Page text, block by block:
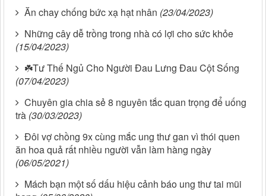
Ăn chay chống bức xạ hạt nhân (23/04/2023)
Những cây dễ trồng trong nhà có lợi cho sức khỏe
(15/04/2023)
☘️Tư Thế Ngủ Cho Người Đau Lưng Đau Cột Sống
(07/04/2023)
Chuyên gia chia sẻ 8 nguyên tắc quan trọng để uống
trà (30/03/2023)
Đôi vợ chồng 9x cùng mắc ung thư gan vì thói quen
ăn hoa quả rất nhiều người vẫn làm hàng ngày
(06/05/2021)
Mách bạn một số dấu hiệu cảnh báo ung thư tai mũi